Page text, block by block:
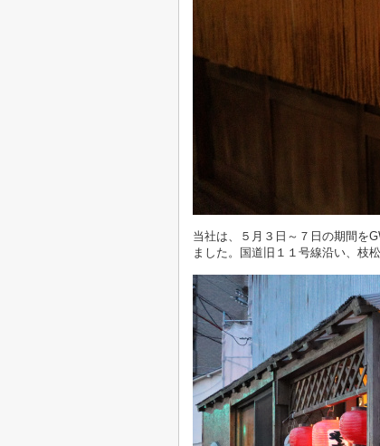
当社は、５月３日～７日の期間を
ました。国道旧１１号線沿い、枝